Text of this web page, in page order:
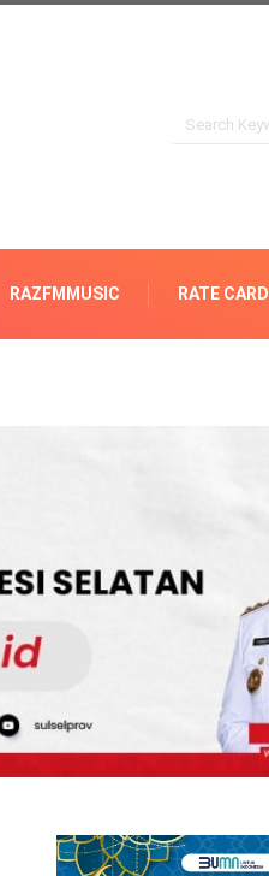
RAZFMMUSIC RATE CARD